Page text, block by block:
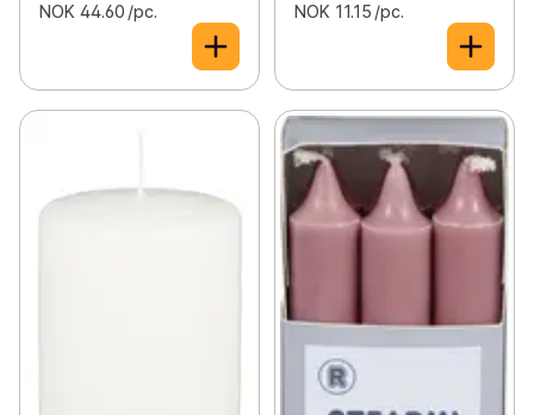
NOK 44.60 /pc. NOK 11.15 /pc.